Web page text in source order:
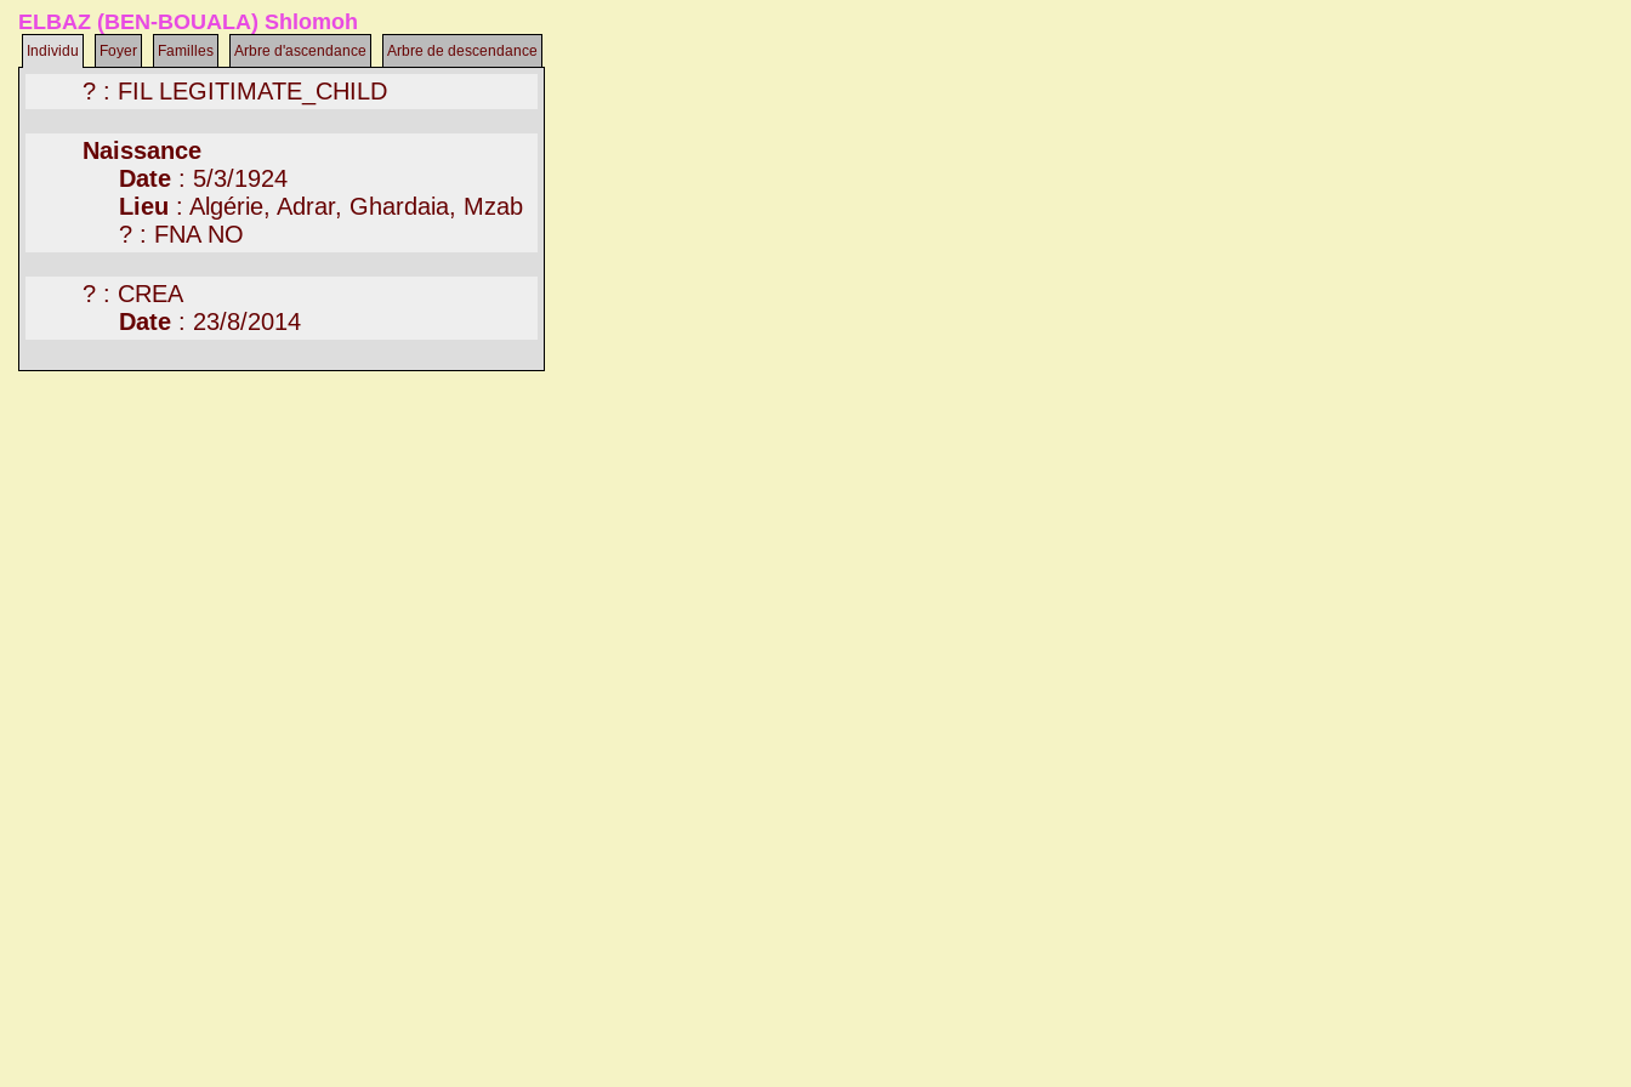
ELBAZ (BEN-BOUALA) Shlomoh
Individu Foyer Familles Arbre d'ascendance Arbre de descendance
? : FIL LEGITIMATE_CHILD
Naissance
Date : 5/3/1924
Lieu : Algérie, Adrar, Ghardaia, Mzab
? : FNA NO
? : CREA
Date : 23/8/2014